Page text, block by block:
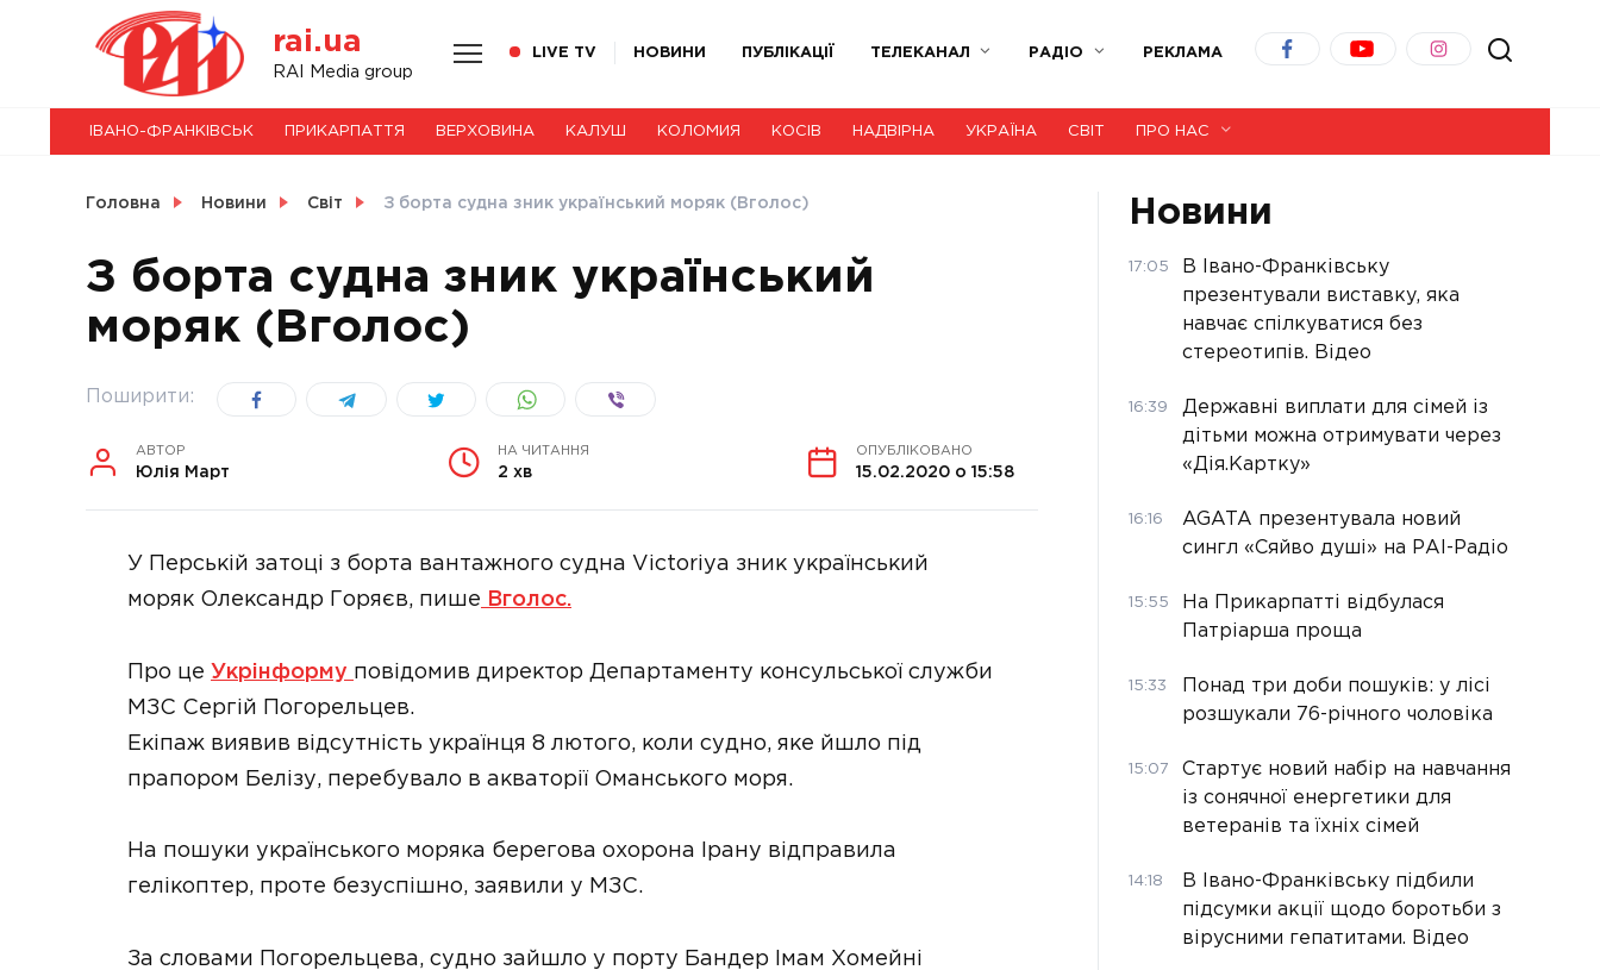
rai.ua
RAI Media group
LIVE TV НОВИНИ ПУБЛІКАЦІЇ ТЕЛЕКАНАЛ РАДІО РЕКЛАМА
НОВИНИ
СВІТ
УКРАЇНА
ІВАНО-ФРАНКІВСЬК ПРИКАРПАТТЯ ВЕРХОВИНА КАЛУШ КОЛОМИЯ КОСІВ НАДВІРНА УКРАЇНА СВІТ ПРО НАС
Головна Новини Світ З борта судна зник український моряк (Вголос)
З борта судна зник український
моряк (Вголос)
Поширити:
АВТОР
Юлія Март
НА ЧИТАННЯ
2 хв
ОПУБЛІКОВАНО
15.02.2020 о 15:58
У Перській затоці з борта вантажного судна Victoriya зник український
моряк Олександр Горяєв, пише Вголос.
Про це Укрінформу повідомив директор Департаменту консульської служби
МЗС Сергій Погорельцев.
Екіпаж виявив відсутність українця 8 лютого, коли судно, яке йшло під
прапором Белізу, перебувало в акваторії Оманського моря.
На пошуки українського моряка берегова охорона Ірану відправила
гелікоптер, проте безуспішно, заявили у МЗС.
За словами Погорельцева, судно зайшло у порту Бандер Імам Хомейні
Новини
17:05
В Івано-Франківську
презентували виставку, яка
навчає спілкуватися без
стереотипів. Відео
16:39
Державні виплати для сімей із
дітьми можна отримувати через
«Дія.Картку»
16:16
AGATA презентувала новий
сингл «Сяйво душі» на РАІ-Радіо
15:55
На Прикарпатті відбулася
Патріарша проща
15:33
Понад три доби пошуків: у лісі
розшукали 76-річного чоловіка
15:07
Стартує новий набір на навчання
із сонячної енергетики для
ветеранів та їхніх сімей
14:18
В Івано-Франківську підбили
підсумки акції щодо боротьби з
вірусними гепатитами. Відео